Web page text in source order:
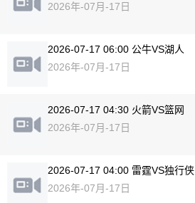
2026年-07月-17日
2026-07-17 06:00 公牛VS湖人
2026年-07月-17日
2026-07-17 04:30 火箭VS篮网
2026年-07月-17日
2026-07-17 04:00 雷霆VS独行侠
2026年-07月-17日